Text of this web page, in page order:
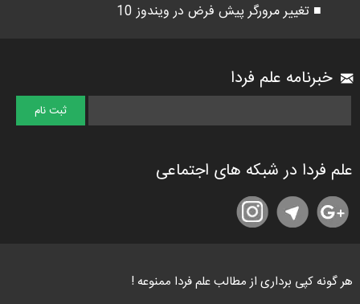
■ تغییر مرورگر پیش فرض در ویندوز 10
خبرنامه علم فردا
علم فردا در شبکه های اجتماعی
هر گونه کپی برداری از مطالب علم فردا ممنوعه !